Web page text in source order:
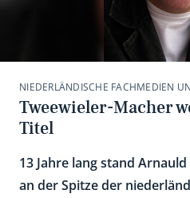
NIEDERLÄNDISCHE FACHMEDIEN
Tweewieler-Macher
Titel
13 Jahre lang stand
an der Spitze der